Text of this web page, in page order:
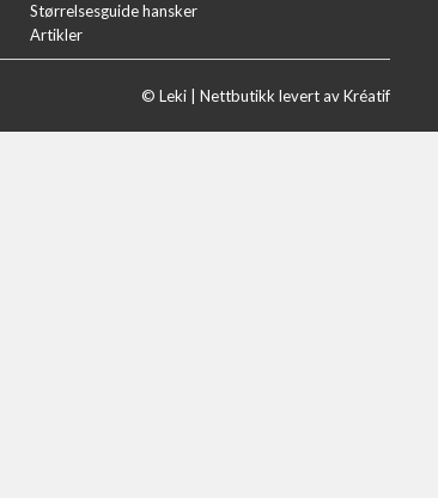
Størrelsesguide hansker
Artikler
© Leki | Nettbutikk levert av Kréatif